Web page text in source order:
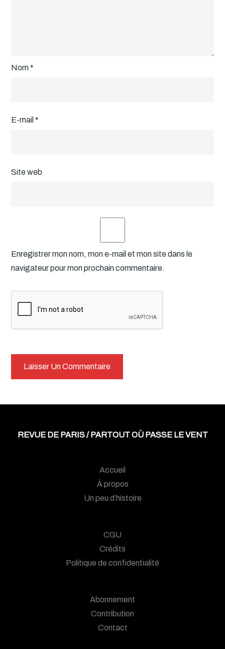
Nom *
E-mail *
Site web
Enregistrer mon nom, mon e-mail et mon site dans le
navigateur pour mon prochain commentaire.
REVUE DE PARIS / PARTOUT OÙ PASSE LE VENT
Accueil
À propos
Un peu d’histoire
CGU
Crédits
Politique de confidentialité
Abonnement
Contribution
Contact